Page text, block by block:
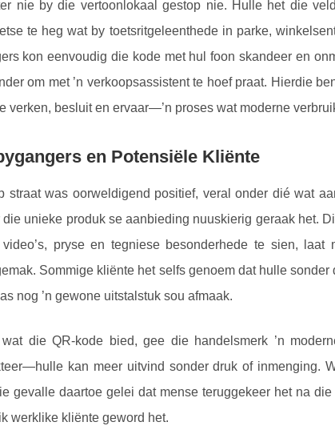
nie by die vertoonlokaal gestop nie. Hulle het die
te heg wat by toetsritgeleenthede in parke,
kon eenvoudig die kode met hul foon skandeer en
om met ’n verkoopsassistent te hoef praat. Hierdie
verken, besluit en ervaar—’n proses wat moderne
en Potensiële Kliënte
straat was oorweldigend positief, veral onder dié wat
unieke produk se aanbieding nuuskierig geraak het.
pryse en tegniese besonderhede te sien, laat
Sommige kliënte het selfs genoem dat hulle
nog ’n gewone uitstalstuk sou afmaak.
die QR-kode bied, gee die handelsmerk ’n
kan meer uitvind sonder druk of inmenging.
gevalle daartoe gelei dat mense teruggekeer het na
werklike kliënte geword het.